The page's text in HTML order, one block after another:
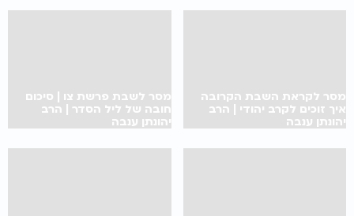
מסר לקראת השבת הקרובה
איך זוכים לקרב יהודי | הרב
יהונתן ענבה
מסר לשבת פרשת צו | סיכום
חובה של ליל הסדר | הרב
יהונתן ענבה